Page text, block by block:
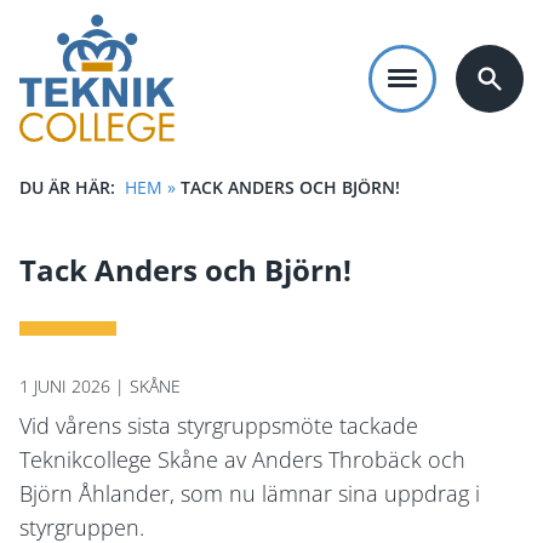
huvudinnehåll
LÄNKSTIG
DU ÄR HÄR: HEM » TACK ANDERS OCH BJÖRN!
Tack Anders och Björn!
1 JUNI 2026 | SKÅNE
Vid vårens sista styrgruppsmöte tackade
Teknikcollege Skåne av Anders Throbäck och
Björn Åhlander, som nu lämnar sina uppdrag i
styrgruppen.